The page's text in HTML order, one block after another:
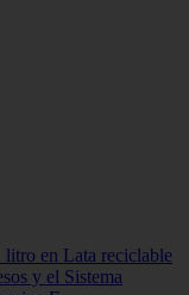
litro en Lata reciclable
y el Sistema